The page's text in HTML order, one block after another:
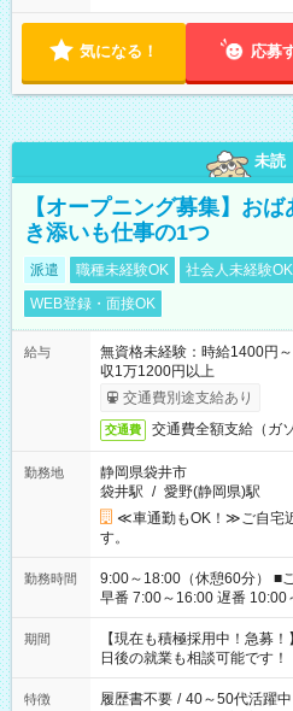
気になる！ 応募
未読
【オープニング募集】お
き添いも仕事の1つ
派遣 職種未経験OK 社会人未経験OK
WEB登録・面接OK
給与
無資格未経験：時給1400
収1万1200円以上
交通費別途支給あり
交通費 交通費全額支給（ガ
勤務地
静岡県袋井市
袋井駅 / 愛野(静岡県)駅
≪車通勤もOK！≫ご自宅
す。
勤務時間
9:00～18:00（休憩60分） ■ご希望があれば下記シフトもOK！
早番 7:00～16:00 遅番 10:00～19:00 「家族と休
い」 「余裕を持って夕飯の
たくない」 など、ご希望を教えてく
の方へ 今ご覧のお仕事で希
の勤務時間。 合計で週40時
期間
【現在も積極採用中！急募
日後の就業も相談可能です！
特徴 履歴書不要 / 40～50代活躍中